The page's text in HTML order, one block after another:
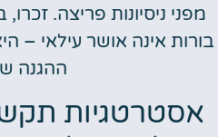
מפני ניסיונות פריצה.
בורות אינה אושר עילאי –
ההגנה
אסטרטגיות